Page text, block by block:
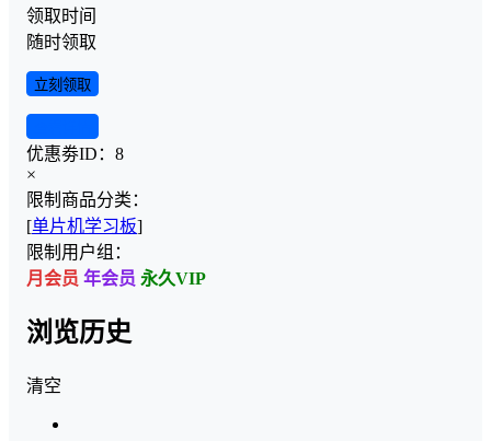
领取时间
随时领取
立刻领取
优惠劵ID： 8
×
限制商品分类：
[单片机学习板]
限制用户组：
月会员 年会员 永久VIP
浏览历史
清空